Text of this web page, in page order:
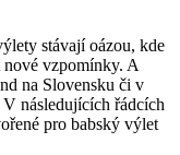
stávají oázou, kde
nové vzpomínky. A
na Slovensku či v
následujících řádcích
pro babský výlet